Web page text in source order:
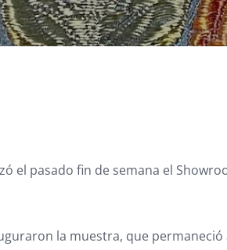
el pasado fin de semana el
la muestra, que